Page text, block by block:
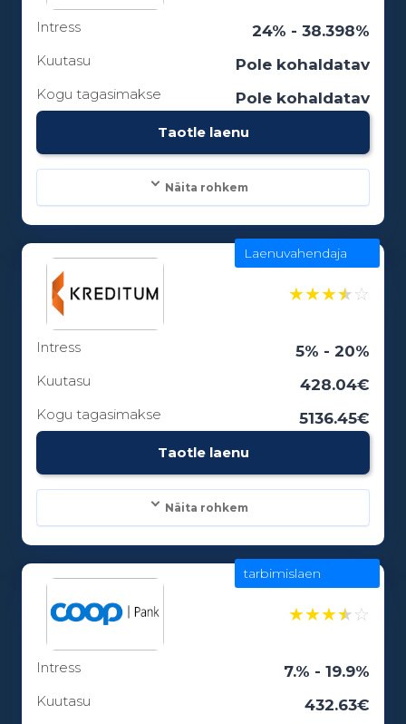
Intress 24% - 38.398%
Kuutasu Pole kohaldatav
Kogu tagasimakse Pole kohaldatav
Taotle laenu
Näita rohkem
100 - 5000€
Laenuperiood:
★★★★☆
Intress 5% - 20%
Kuutasu 428.04€
Kogu tagasimakse 5136.45€
Taotle laenu
Laenuvahendaja
Näita rohkem
Laenuperiood:
★★★★☆
Intress 7.% - 19.9%
Kuutasu 432.63€
tarbimislaen